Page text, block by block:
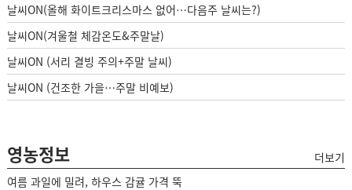
날씨ON(올해 화이트크리스마스 없어…다음주 날씨는?)
날씨ON(겨울철 체감온도&주말날)
날씨ON (서리 결빙 주의+주말 날씨)
날씨ON (건조한 가을…주말 비예보)
영농정보
더보기
여름 과일에 밀려, 하우스 감귤 가격 뚝